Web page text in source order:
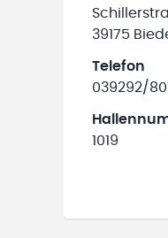
39175
Telefon
039292/
1019